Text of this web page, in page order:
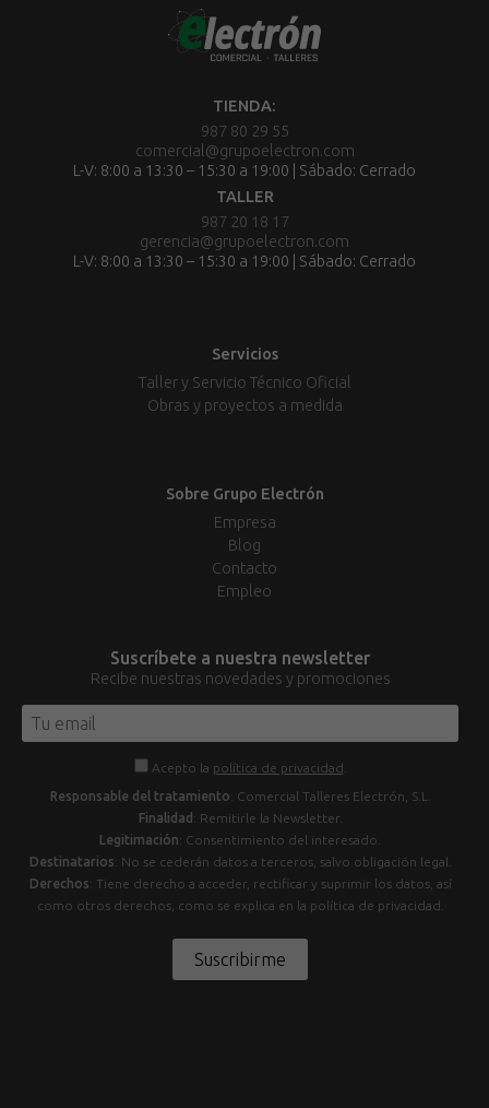
TIENDA:
987 80 29 55
comercial@grupoelectron.com
L-V: 8:00 a 13:30 – 15:30 a 19:00 | Sábado: Cerrado
TALLER
987 20 18 17
gerencia@grupoelectron.com
L-V: 8:00 a 13:30 – 15:30 a 19:00 | Sábado: Cerrado
Servicios
Taller y Servicio Técnico Oficial
Obras y proyectos a medida
Sobre Grupo Electrón
Empresa
Blog
Contacto
Empleo
Suscríbete a nuestra newsletter
Recibe nuestras novedades y promociones
Acepto la política de privacidad
Responsable del tratamiento: Comercial Talleres Electrón, S.L.
Finalidad : Remitirle la Newsletter.
Legitimación: Consentimiento del interesado.
Destinatarios: No se cederán datos a terceros, salvo obligación legal.
Derechos: Tiene derecho a acceder, rectificar y suprimir los datos, así
como otros derechos, como se explica en la política de privacidad.
Suscribirme